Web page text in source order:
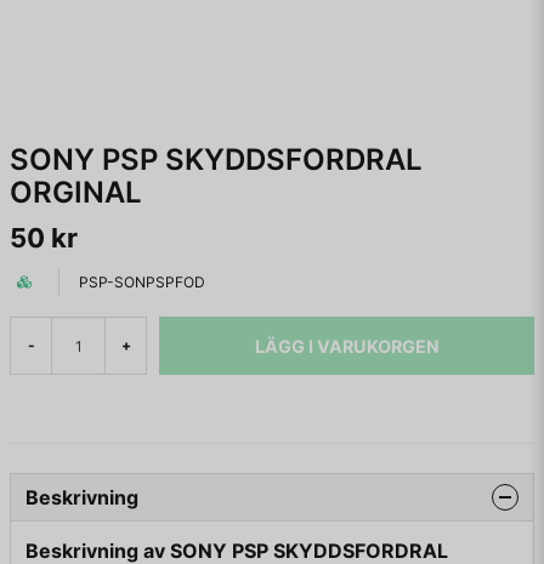
SONY PSP SKYDDSFORDRAL
ORGINAL
50 kr
PSP-SONPSPFOD
- + LÄGG I VARUKORGEN
Beskrivning
Beskrivning av SONY PSP SKYDDSFORDRAL